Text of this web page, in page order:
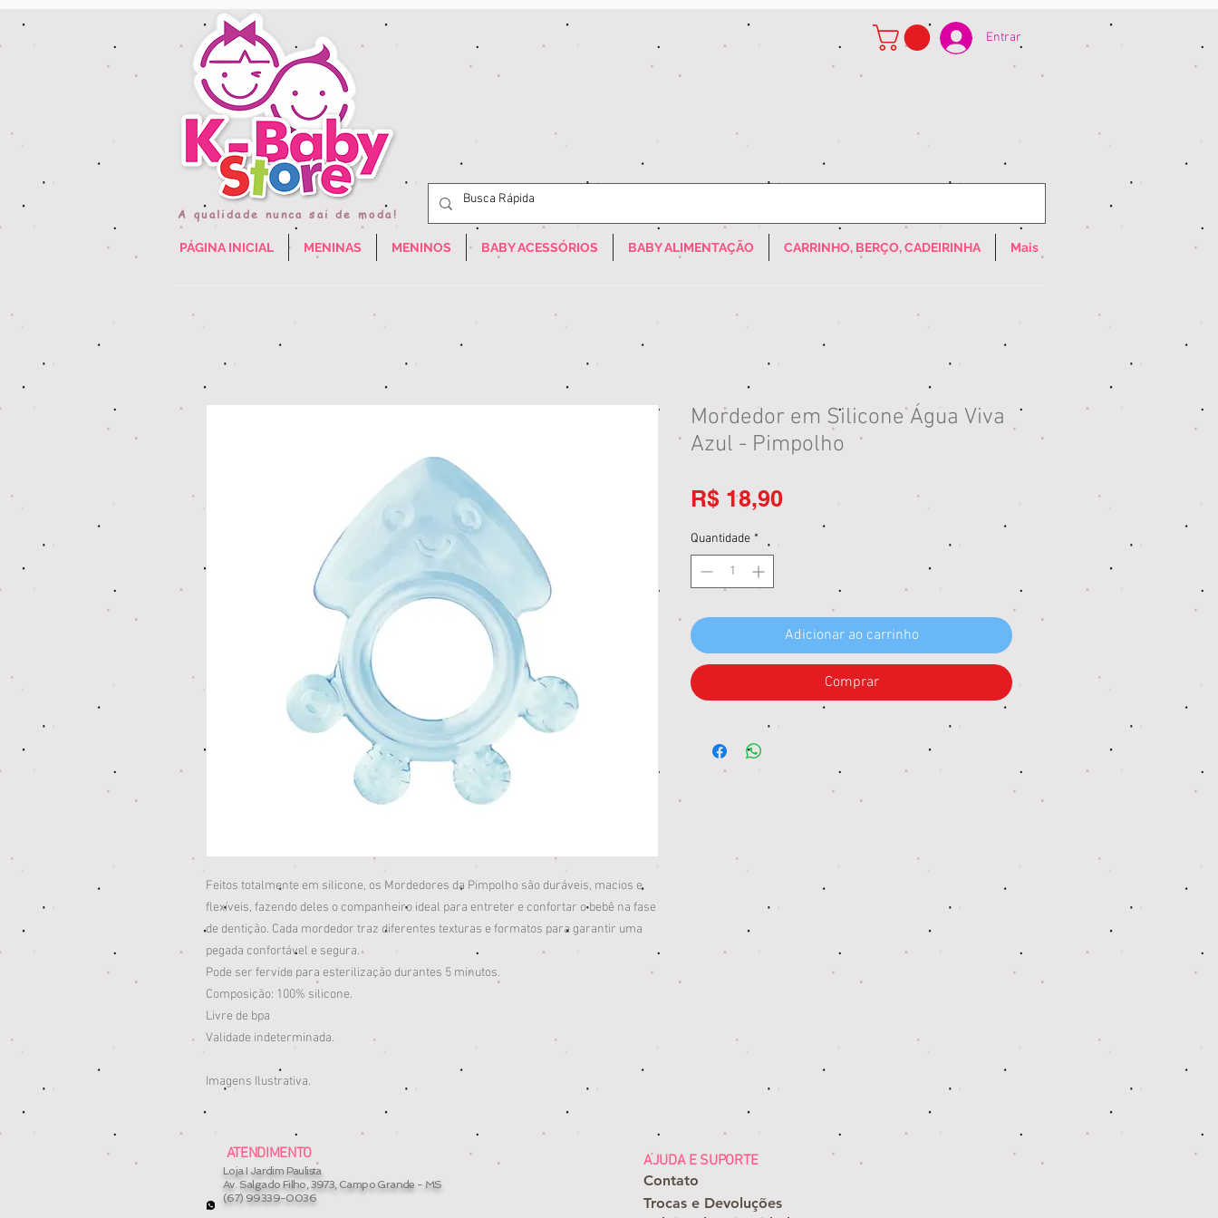
A qualidade nunca sai de moda!
Entrar
PÁGINA INICIAL MENINAS MENINOS BABY ACESSÓRIOS BABY ALIMENTAÇÃO CARRINHO, BERÇO, CADEIRINHA Mais
Feitos totalmente em silicone, os Mordedores da Pimpolho são duráveis, macios e
flexíveis, fazendo deles o companheiro ideal para entreter e confortar o bebê na fase
de dentição. Cada mordedor traz diferentes texturas e formatos para garantir uma
pegada confortável e segura.
Pode ser fervido para esterilização durantes 5 minutos.
Composição: 100% silicone.
Livre de bpa
Validade indeterminada.
Imagens Ilustrativa.
Mordedor em Silicone Água Viva
Azul - Pimpolho
R$ 18,90
Quantidade *
Adicionar ao carrinho
Comprar
ATENDIMENTO
Loja I Jardim Paulista
Av. Salgado Filho, 3973, Campo Grande - MS
(67) 99339-0036
AJUDA E SUPORTE
Contato
Trocas e Devoluções